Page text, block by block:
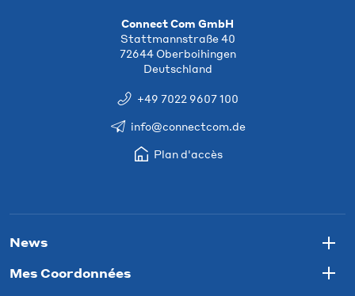
Connect Com GmbH
Stattmannstraße 40
72644 Oberboihingen
Deutschland
+49 7022 9607 100
info@connectcom.de
Plan d'accès
News
Mes Coordonnées